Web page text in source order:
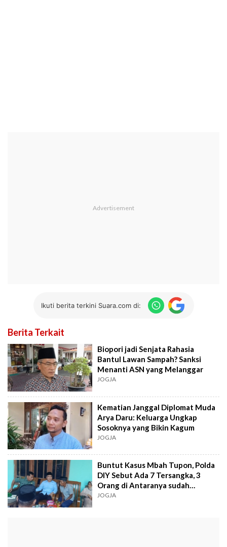
Ikuti berita terkini Suara.com di:
Berita Terkait
Biopori jadi Senjata Rahasia
Bantul Lawan Sampah? Sanksi
Menanti ASN yang Melanggar
JOGJA
Kematian Janggal Diplomat Muda
Arya Daru: Keluarga Ungkap
Sosoknya yang Bikin Kagum
JOGJA
Buntut Kasus Mbah Tupon, Polda
DIY Sebut Ada 7 Tersangka, 3
Orang di Antaranya sudah
Ditahan
JOGJA